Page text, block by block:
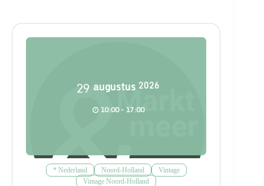
29 augustus 2026
10:00 - 17:00
* Nederland Noord-Holland
Vintage
Vintage Noord-Holland